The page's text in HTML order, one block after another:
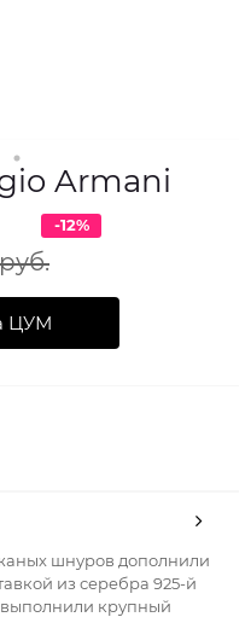
Armani
-12%
ЦУМ
шнуров дополнили
из серебра 925-й
выполнили крупный